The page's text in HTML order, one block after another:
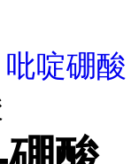
吡啶硼酸